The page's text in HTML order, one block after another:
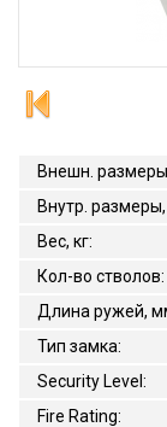
Внешн.
Внутр.
Вес, кг:
Кол-во стволов:
Длина ружей,
Тип замка:
Security Level :
Fire Rating: